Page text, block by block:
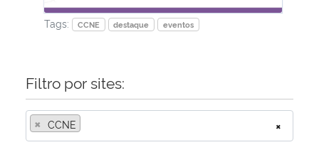
Ministério da Mulher, da Família e dos Direitos Humanos
Secretaria-Geral
Tags: CCNE destaque eventos
Filtro por sites:
×
× CCNE